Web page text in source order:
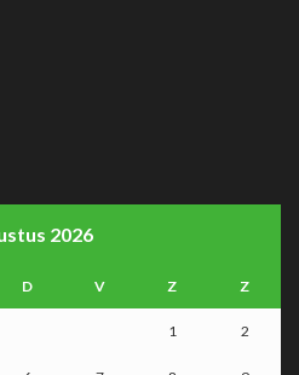
2026
D V Z Z
1 2